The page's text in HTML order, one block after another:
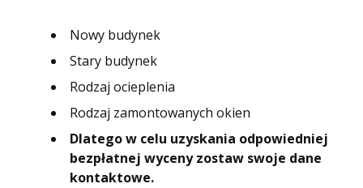
Nowy budynek
Stary budynek
Rodzaj ocieplenia
Rodzaj zamontowanych okien
Dlatego w celu uzyskania odpowiedniej
bezpłatnej wyceny zostaw swoje dane
kontaktowe.